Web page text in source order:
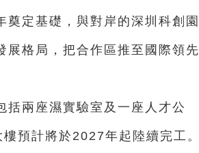
定基礎，與對岸的深圳科創園
展格局，把合作區推至國際領先
括兩座濕實驗室及一座人才公
預計將於2027年起陸續完工。